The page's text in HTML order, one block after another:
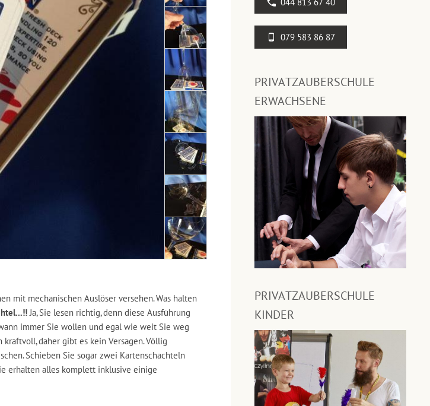
mit mechanischen Auslöser versehen. Was halten
Ja, Sie lesen richtig, denn diese Ausführung
immer Sie wollen und egal wie weit Sie weg
daher gibt es kein Versagen. Völlig
Schieben Sie sogar zwei Kartenschachteln
erhalten alles komplett inklusive einige
079 583 86 87
PRIVATZAUBERSCHULE
ERWACHSENE
PRIVATZAUBERSCHULE
KINDER